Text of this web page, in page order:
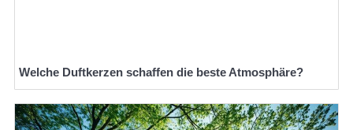
Welche Duftkerzen schaffen die beste Atmosphäre?